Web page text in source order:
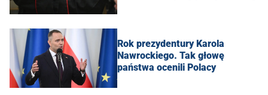
Rok prezydentury Karola
Nawrockiego. Tak głowę
państwa ocenili Polacy